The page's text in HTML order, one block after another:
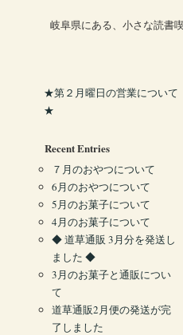
岐阜県にある、小さな読書喫
★第２月曜日の営業について
★
Recent Entries
７月のおやつについて
6月のおやつについて
5月のお菓子について
4月のお菓子について
◆ 道草通販 3月分を発送し
ました ◆
3月のお菓子と通販につい
て
道草通販2月便の発送が完
了しました